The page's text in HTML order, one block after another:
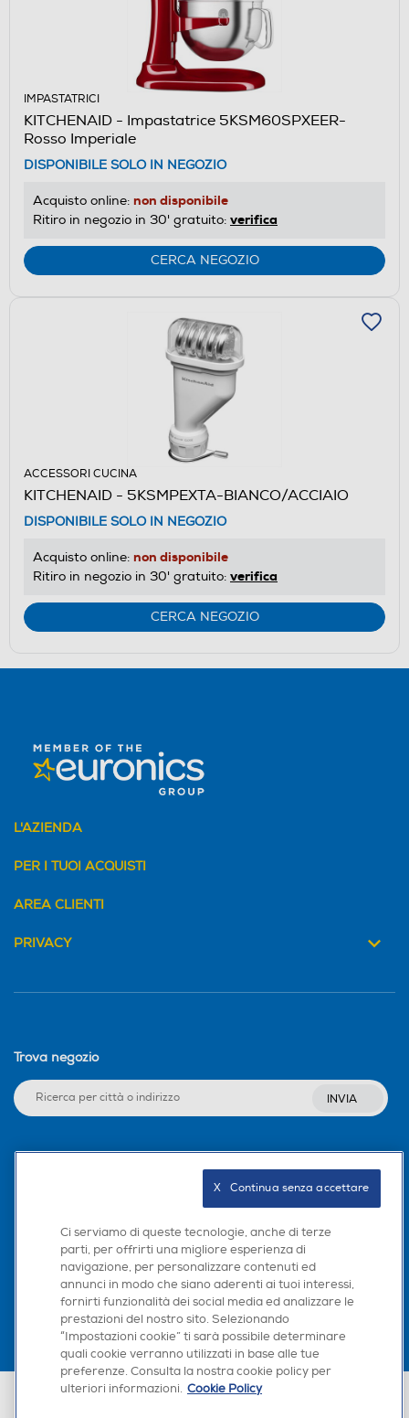
IMPASTATRICI
KITCHENAID - Impastatrice 5KSM60SPXEER-
Rosso Imperiale
DISPONIBILE SOLO IN NEGOZIO
Acquisto online: non disponibile
Ritiro in negozio in 30' gratuito: verifica
CERCA NEGOZIO
ACCESSORI CUCINA
KITCHENAID - 5KSMPEXTA-BIANCO/ACCIAIO
DISPONIBILE SOLO IN NEGOZIO
Acquisto online: non disponibile
Ritiro in negozio in 30' gratuito: verifica
CERCA NEGOZIO
L'AZIENDA
PER I TUOI ACQUISTI
AREA CLIENTI
PRIVACY
Trova negozio
INVIA
Scarica la nostra app
Euronics Italia SpA. Sede legale Via Montefeltro, 6/a 20156 Milano
Ci serviamo di queste tecnologie, anche di terze
parti, per offrirti una migliore esperienza di
navigazione, per personalizzare contenuti ed
annunci in modo che siano aderenti ai tuoi interessi,
fornirti funzionalità dei social media ed analizzare le
prestazioni del nostro sito. Selezionando
“Impostazioni cookie” ti sarà possibile determinare
quali cookie verranno utilizzati in base alle tue
preferenze. Consulta la nostra cookie policy per
ulteriori informazioni. Cookie Policy
X   Continua senza accettare